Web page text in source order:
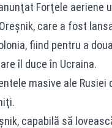
Forţele aeriene
care a fost
fiind pentru a
îl duce în Ucraina.
masive ale
capabilă să